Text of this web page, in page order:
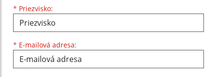
* Priezvisko:
* E-mailová adresa: